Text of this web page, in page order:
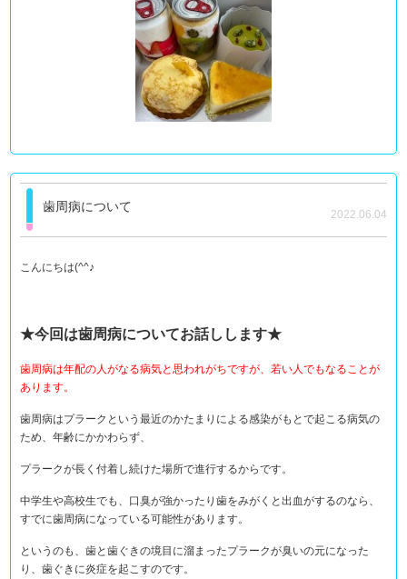
歯周病について
2022.06.04
こんにちは(^^♪
★今回は歯周病についてお話しします★
歯周病は年配の人がなる病気と思われがちですが、若い人でもなることが
あります。
歯周病はプラークという最近のかたまりによる感染がもとで起こる病気の
ため、年齢にかかわらず、
プラークが長く付着し続けた場所で進行するからです。
中学生や高校生でも、口臭が強かったり歯をみがくと出血がするのなら、
すでに歯周病になっている可能性があります。
というのも、歯と歯ぐきの境目に溜まったプラークが臭いの元になった
り、歯ぐきに炎症を起こすのです。